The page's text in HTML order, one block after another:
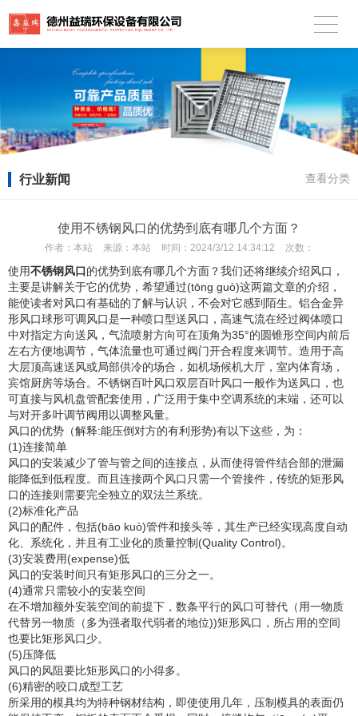
行业新闻 查看分类
使用不锈钢风口的优势到底有哪几个方面？
作者： 本站 来源： 本站 时间： 2024/3/12 14:34:12 次数：
使用不锈钢风口的优势到底有哪几个方面？我们还将继续介绍风口，
主要是讲解关于它的优势，希望通过(tōng guò)这两篇文章的介绍，
能使读者对风口有基础的了解与认识，不会对它感到陌生。铝合金异
形风口球形可调风口是一种喷口型送风口，高速气流在经过阀体喷口
中对指定方向送风，气流喷射方向可在顶角为35°的圆锥形空间内前后
左右方便地调节，气体流量也可通过阀门开合程度来调节。造用于高
大层顶高速送风或局部供冷的场合，如机场候机大厅，室内体育场，
宾馆厨房等场合。不锈钢百叶风口双层百叶风口一般作为送风口，也
可直接与风机盘管配套使用，广泛用于集中空调系统的末端，还可以
与对开多叶调节阀用以调整风量。
风口的优势（解释:能压倒对方的有利形势)有以下这些，为：
(1)连接简单
风口的安装减少了管与管之间的连接点，从而使得管件结合部的泄漏
能降低到低程度。而且连接两个风口只需一个管接件，传统的矩形风
口的连接则需要完全独立的双法兰系统。
(2)标准化产品
风口的配件，包括(bāo kuò)管件和接头等，其生产已经实现高度自动
化、系统化，并且有工业化的质量控制(Quality Control)。
(3)安装费用(expense)低
风口的安装时间只有矩形风口的三分之一。
(4)通常只需较小的安装空间
在不增加额外安装空间的前提下，数条平行的风口可替代（用一物质
代替另一物质（多为强者取代弱者的地位))矩形风口，所占用的空间
也要比矩形风口少。
(5)压降低
风口的风阻要比矩形风口的小得多。
(6)精密的咬口成型工艺
所采用的模具均为特种钢材结构，即使使用几年，压制模具的表面仍